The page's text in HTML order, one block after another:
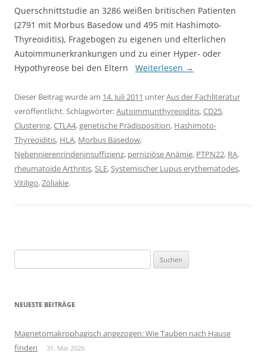
Querschnittstudie an 3286 weißen britischen Patienten
(2791 mit Morbus Basedow und 495 mit Hashimoto-
Thyreoiditis), Fragebogen zu eigenen und elterlichen
Autoimmunerkrankungen und zu einer Hyper- oder
Hypothyreose bei den Eltern Weiterlesen →
Dieser Beitrag wurde am 14. Juli 2011 unterAus der Fachliteratur
veröffentlicht. Schlagwörter:Autoimmunthyreoiditis,CD25,
Clustering,CTLA4,genetische Prädisposition, Hashimoto-
Thyreoiditis, HLA, Morbus Basedow,
Nebennierenrindeninsuffizienz, perniziöse Anämie, PTPN22, RA,
rheumatoide Arthritis,SLE,Systemischer Lupus erythematodes,
Vitiligo,Zöliakie.
nach:
NEUESTE BEITRÄGE
Magnetomakrophagisch angezogen: Wie Tauben nach Hause
finden
31. Mai 2026